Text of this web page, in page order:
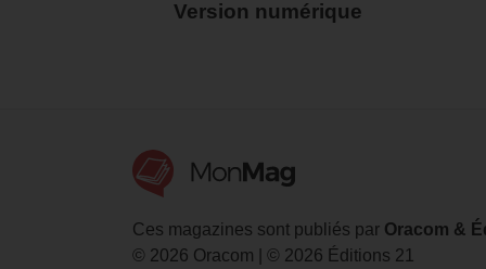
Version numérique
Ces magazines sont publiés par Oracom &
© 2026 Oracom | © 2026 Éditions 21